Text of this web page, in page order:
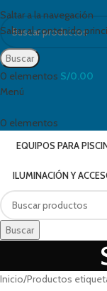
Saltar a la navegación
Saltar al contenido
Buscar
0 elementos S/0.00
Menú
0 elementos
EQUIPOS PARA
ILUMINACIÓN Y
Buscar
Inicio Productos